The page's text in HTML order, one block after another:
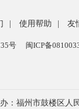
| 使用帮助 | 友
号 闽ICP备
：福州市鼓楼区人